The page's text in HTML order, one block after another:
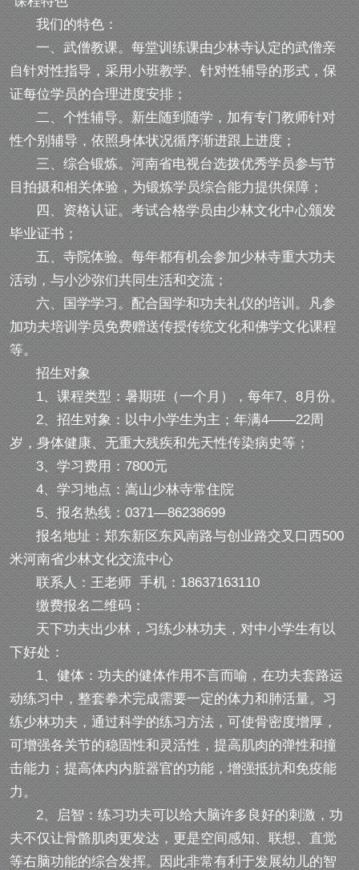
我们的特色：
一、武僧教课。每堂训练课由少林寺认定的武僧亲
自针对性指导，采用小班教学、针对性辅导的形式，保
证每位学员的合理进度安排；
二、个性辅导。新生随到随学，加有专门教师针对
性个别辅导，依照身体状况循序渐进跟上进度；
三、综合锻炼。河南省电视台选拨优秀学员参与节
目拍摄和相关体验，为锻炼学员综合能力提供保障；
四、资格认证。考试合格学员由少林文化中心颁发
毕业证书；
五、寺院体验。每年都有机会参加少林寺重大功夫
活动，与小沙弥们共同生活和交流；
六、国学学习。配合国学和功夫礼仪的培训。凡参
加功夫培训学员免费赠送传授传统文化和佛学文化课程
等。
招生对象
1、课程类型：暑期班（一个月），每年7、8月份。
2、招生对象：以中小学生为主；年满4——22周
岁，身体健康、无重大残疾和先天性传染病史等；
3、学习费用：7800元
4、学习地点：嵩山少林寺常住院
5、报名热线：0371—86238699
报名地址：郑东新区东风南路与创业路交叉口西500
米河南省少林文化交流中心
联系人：王老师 手机：18637163110
缴费报名二维码：
天下功夫出少林，习练少林功夫，对中小学生有以
下好处：
1、健体：功夫的健体作用不言而喻，在功夫套路运
动练习中，整套拳术完成需要一定的体力和肺活量。习
练少林功夫，通过科学的练习方法，可使骨密度增厚，
可增强各关节的稳固性和灵活性，提高肌肉的弹性和撞
击能力；提高体内内脏器官的功能，增强抵抗和免疫能
力。
2、启智：练习功夫可以给大脑许多良好的刺激，功
夫不仅让骨骼肌肉更发达，更是空间感知、联想、直觉
等右脑功能的综合发挥。因此非常有利于发展幼儿的智